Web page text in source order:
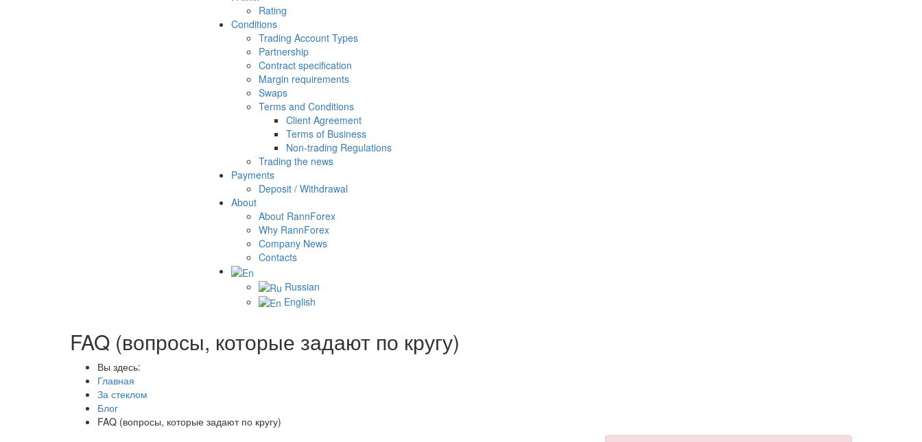
Rating
Conditions
Trading Account Types
Partnership
Contract specification
Margin requirements
Swaps
Terms and Conditions
Client Agreement
Terms of Business
Non-trading Regulations
Trading the news
Payments
Deposit / Withdrawal
About
About RannForex
Why RannForex
Company News
Contacts
Russian
English
FAQ (вопросы, которые задают по кругу)
Вы здесь:
Главная
За стеклом
Блог
FAQ (вопросы, которые задают по кругу)